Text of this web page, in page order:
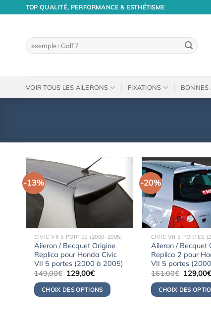
TOP QUALITÉ, PERFORMANCE & ESTHÉTISME
Recherche
pour :
VOIR TOUS LES AILERONS FIXATIONS BONNES
-13%
CIVIC VII 5 PORTES (2000-2005)
Aileron / Becquet Origine
Replica pour Honda Civic
VII 5 portes (2000 à 2005)
149,00€ Le
initial
était :
129,00€Le
actuel
est :
CHOIX DES OPTIONS
-20%
CIVIC VII 5 PORTES
Aileron / Becquet
Replica 2 pour
VII 5 portes
161,00€ Le
initial
était :
129,00€
CHOIX DES